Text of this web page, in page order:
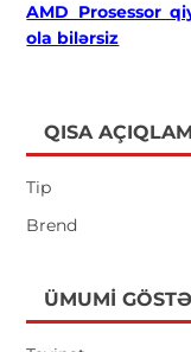
AMD Prosessor
ola bilərsiz
QISA
Tip
Brend
ÜMUMI